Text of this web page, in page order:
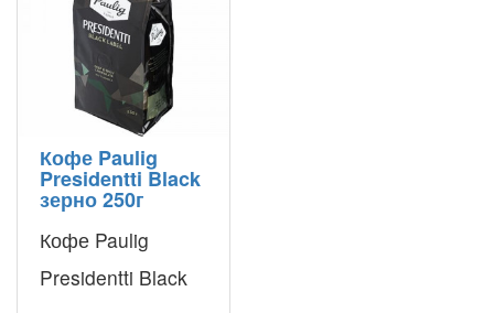
Кофе Paulig
Presidentti Black
зерно 250г
Кофе Paulig
Presidentti Black